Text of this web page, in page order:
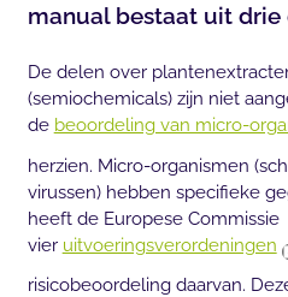
manual bestaat uit drie
De delen over
(semiochemicals) zijn niet
de beoordeling van micro-
herzien. Micro-organismen
virussen) hebben specifieke
heeft de Europese Commissie
vier uitvoeringsverordeningen
risicobeoordeling daarvan.